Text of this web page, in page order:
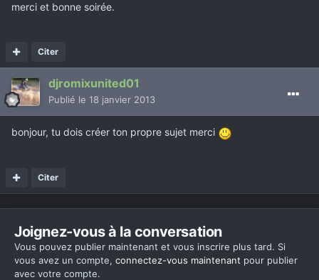
merci et bonne soirée.
Citer
djromixunited01
Publié le 18 janvier 2013
bonjour, tu dois créer ton propre sujet merci
Citer
Joignez-vous à la conversation
Vous pouvez publier maintenant et vous inscrire plus tard. Si
vous avez un compte, connectez-vous maintenant pour publier
avec votre compte.